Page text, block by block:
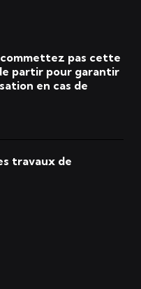
commettez pas cette
partir pour garantir
en cas de
travaux de